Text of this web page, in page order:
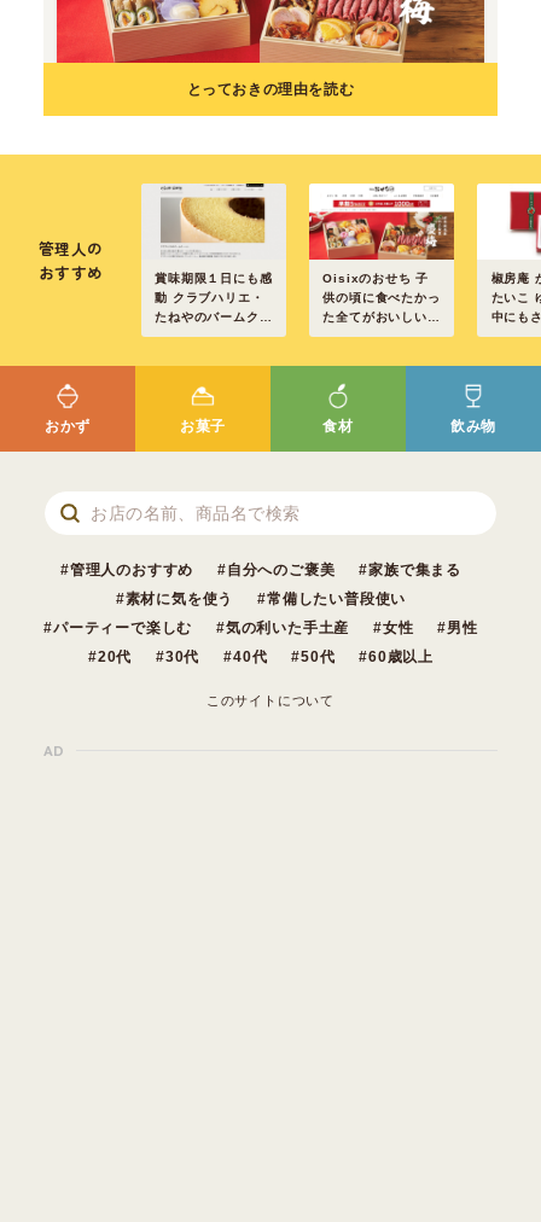
とっておきの理由を読む
管理人の
おすすめ
賞味期限１日にも感
動 クラブハリエ・
たねやのバームクー
ヘン
Oisixのおせち 子
供の頃に食べたかっ
た全てがおいしい重
箱のおせち
椒房庵
たいこ
中にも
おかず お菓子 食材 飲み物
管理人のおすすめ 自分へのご褒美
家族で集まる
素材に気を使う
常備したい普段使い
パーティーで楽しむ
気の利いた手土産 女性
男性
20代
30代 40代 50代 60歳以上
このサイトについて